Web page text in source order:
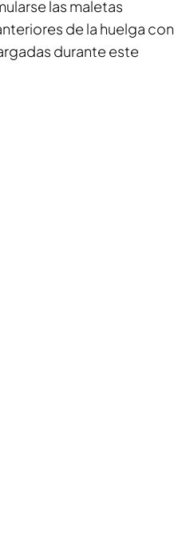
las maletas
de la huelga con
durante este